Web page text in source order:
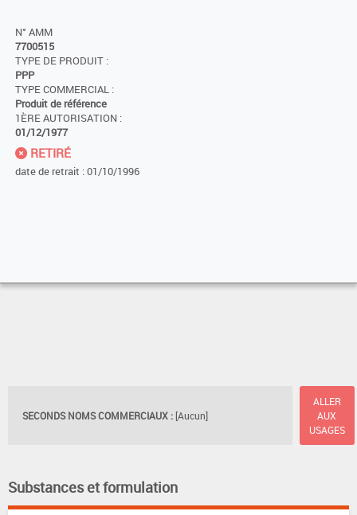
N° AMM
7700515
TYPE DE PRODUIT :
PPP
TYPE COMMERCIAL :
Produit de référence
1ÈRE AUTORISATION :
01/12/1977
RETIRÉ
date de retrait : 01/10/1996
SECONDS NOMS COMMERCIAUX : [Aucun]
ALLER
AUX
USAGES
Substances et formulation